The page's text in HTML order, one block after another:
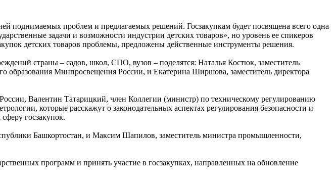
поднимаемых проблем и предлагаемых решений. Госзакупкам будет посвящена всего одна
задачи и возможности индустрии детских товаров», но уровень ее спикеров
детских товаров проблемы, предложены действенные инструменты решения.
страны – садов, школ, СПО, вузов – поделятся: Наталья Костюк, заместитель
образования Минпросвещения России, и Екатерина Ширшова, заместитель директора
Валентин Татарицкий, член Коллегии (министр) по техническому регулированию
которые расскажут о законодательных аспектах регулирования безопасности и
госзакупок.
Башкортостан, и Максим Шапилов, заместитель министра промышленности,
программ и принять участие в госзакупках, направленных на обновление